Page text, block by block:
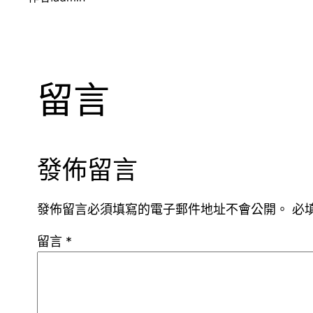
留言
發佈留言
發佈留言必須填寫的電子郵件地址不會公開。 必
留言 *